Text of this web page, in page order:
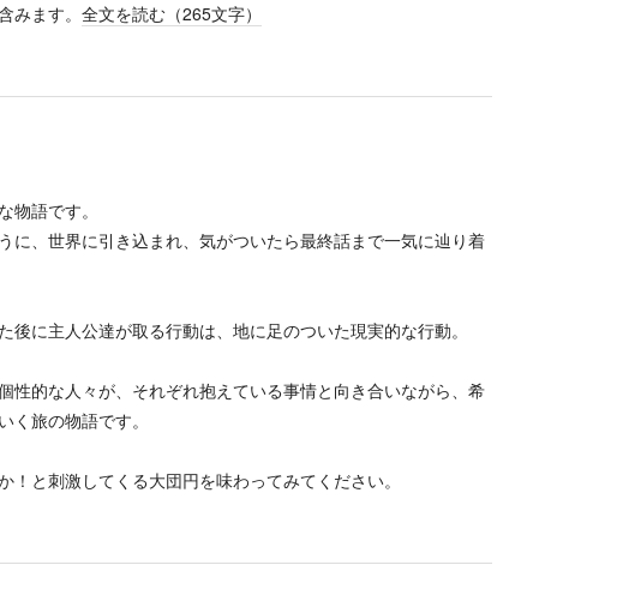
みます。 全文を読む（265文字）
語です。
に、世界に引き込まれ、気がついたら最終話まで一気に辿り着
後に主人公達が取る行動は、地に足のついた現実的な行動。
性的な人々が、それぞれ抱えている事情と向き合いながら、希
く旅の物語です。
と刺激してくる大団円を味わってみてください。